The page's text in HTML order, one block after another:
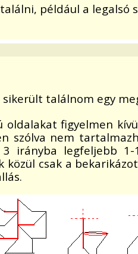
például a legalsó
találnom egy
oldalakat figyelmen
szólva nem
irányba legfeljebb
csak a